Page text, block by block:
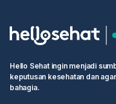
Hello Sehat ingin menjadi
keputusan kesehatan dan
bahagia.